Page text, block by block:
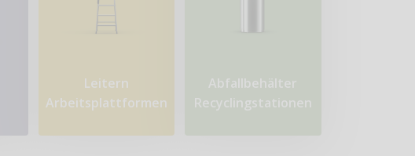
Leitern
Arbeitsplattformen
Abfallbehälter
Recyclingstationen